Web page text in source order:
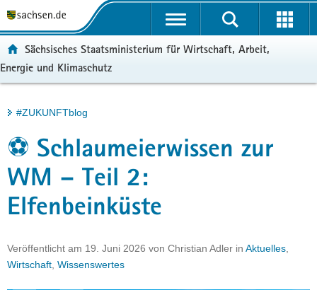
t
a
l
e
r
g
r
e
e
n
u
p
t
h
a
t
e
r
v
e
Portalübergreifende
Sächsisches Staatsministerium für Wirtschaft, Arbeit,
Energie und Klimaschutz
Hauptinhalt
#ZUKUNFTblog
⚽ Schlaumeierwissen zur
WM – Teil 2:
Elfenbeinküste
Veröffentlicht am 19. Juni 2026 von Christian Adler in Aktuelles
Wirtschaft Wissenswertes